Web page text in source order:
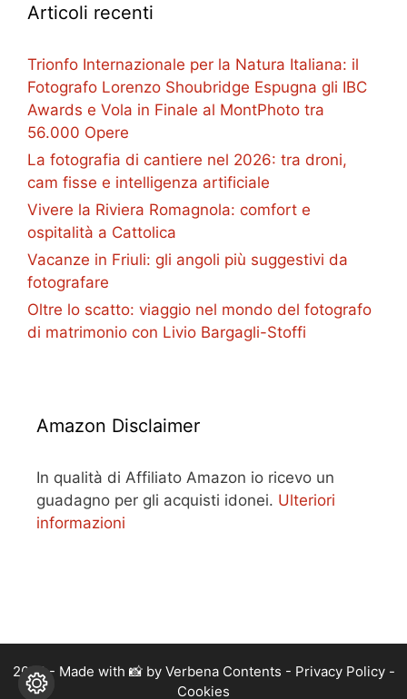
Articoli recenti
Trionfo Internazionale per la Natura Italiana: il
Fotografo Lorenzo Shoubridge Espugna gli IBC
Awards e Vola in Finale al MontPhoto tra
56.000 Opere
La fotografia di cantiere nel 2026: tra droni,
cam fisse e intelligenza artificiale
Vivere la Riviera Romagnola: comfort e
ospitalità a Cattolica
Vacanze in Friuli: gli angoli più suggestivi da
fotografare
Oltre lo scatto: viaggio nel mondo del fotografo
di matrimonio con Livio Bargagli-Stoffi
Amazon Disclaimer
In qualità di Affiliato Amazon io ricevo un
guadagno per gli acquisti idonei. Ulteriori
informazioni
2026 - Made with 📸 by Verbena Contents - Privacy Policy-
Cookies